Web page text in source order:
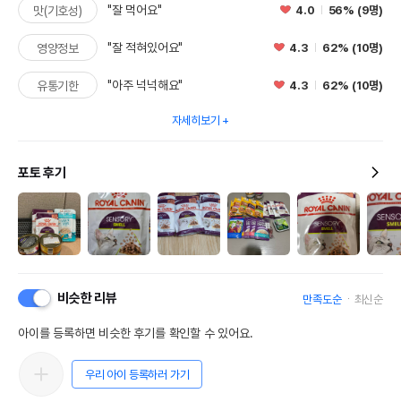
맛(기호성) "잘 먹어요" 4.0 56% (9명)
영양정보 "잘 적혀있어요" 4.3 62% (10명)
유통기한 "아주 넉넉해요" 4.3 62% (10명)
자세히보기
포토 후기
비슷한 리뷰 만족도순 최신순
아이를 등록하면 비슷한 후기를 확인할 수 있어요.
우리 아이 등록하러 가기